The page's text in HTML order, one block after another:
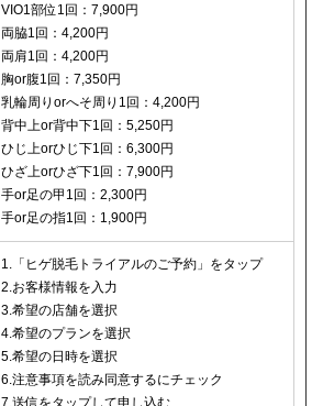
VIO1部位1回：7,900円
両脇1回：4,200円
両肩1回：4,200円
胸or腹1回：7,350円
乳輪周りorへそ周り1回：4,200円
背中上or背中下1回：5,250円
ひじ上orひじ下1回：6,300円
ひざ上orひざ下1回：7,900円
手or足の甲1回：2,300円
手or足の指1回：1,900円
1.「ヒゲ脱毛トライアルのご予約」をタップ
2.お客様情報を入力
3.希望の店舗を選択
4.希望のプランを選択
5.希望の日時を選択
6.注意事項を読み同意するにチェック
7.送信をタップして申し込む